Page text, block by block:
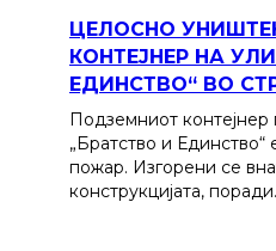
ЦЕЛОСНО
КОНТЕЈНЕР НА
ЕДИНСТВО“ ВО
Подземниот контејнер
„Братство и
пожар. Изгорени се
конструкцијата,